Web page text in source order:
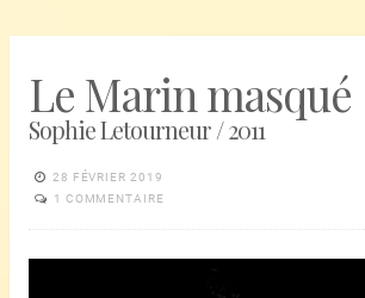
Le Marin masqué
Sophie Letourneur / 2011
28 FÉVRIER 2019
1 COMMENTAIRE